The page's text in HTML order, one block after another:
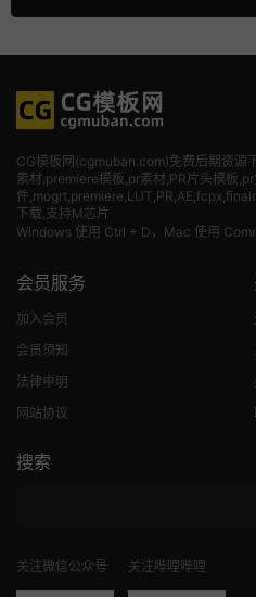
CG模板网(cgmuban.com)免费后期资源
素材 ,premiere模板,pr素材,PR片头模板
件
下载,支持M芯片
Windows 使用 Ctrl + D，Mac 使用
会员服务
加入会员
会员须知
法律申明
网站协议
搜索
关注微信公众号 关注哔哩哔哩